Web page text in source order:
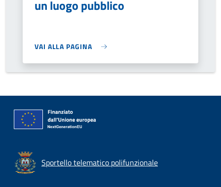
un luogo pubblico
VAI ALLA PAGINA
Sportello telematico polifunzionale